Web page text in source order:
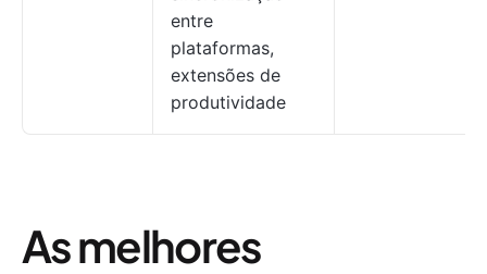
entre
plataformas,
extensões de
produtividade
As melhores